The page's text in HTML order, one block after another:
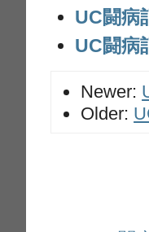
UC闘病
UC闘病
Newer:
Older: